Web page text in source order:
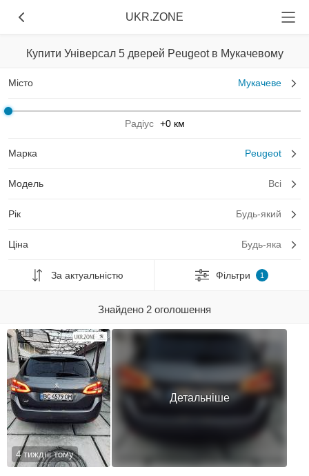
UKR.ZONE
Купити Універсал 5 дверей Peugeot в Мукачевому
Місто Мукачеве
Радіус +0 км
Марка Peugeot
Модель Всі
Рік Будь-який
Ціна Будь-яка
За актуальністю Фільтри 1
Знайдено 2 оголошення
4 тиждні тому
Детальніше